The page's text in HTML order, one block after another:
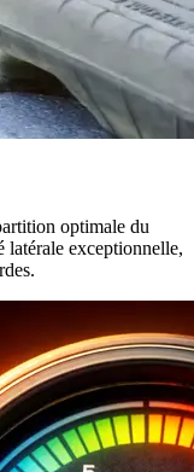
optimale du
latérale exceptionnelle,